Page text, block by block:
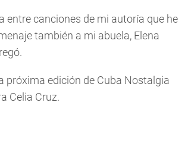
entre canciones de mi autoría que he
también a mi abuela, Elena
próxima edición de Cuba Nostalgia
Celia Cruz.